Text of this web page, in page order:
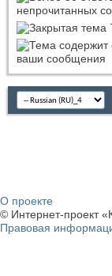
непрочитанных
ваши сообщения
О проекте
© Интернет-проект
Правовая